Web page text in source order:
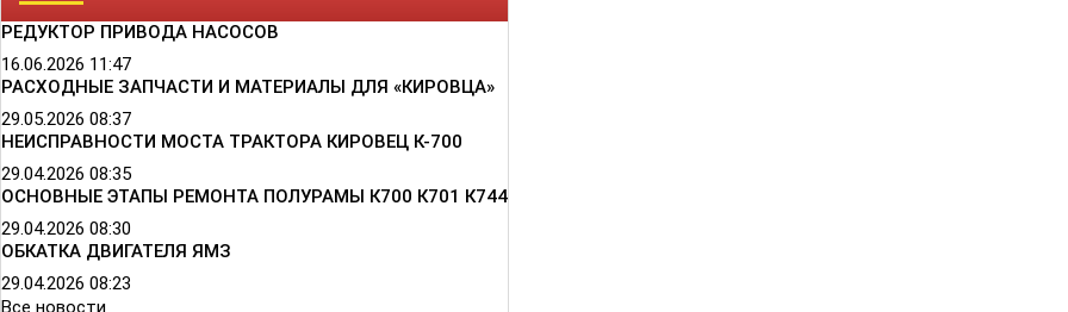
РЕДУКТОР ПРИВОДА НАСОСОВ
16.06.2026 11:47
РАСХОДНЫЕ ЗАПЧАСТИ И МАТЕРИАЛЫ ДЛЯ «КИРОВЦА»
29.05.2026 08:37
НЕИСПРАВНОСТИ МОСТА ТРАКТОРА КИРОВЕЦ К-700
29.04.2026 08:35
ОСНОВНЫЕ ЭТАПЫ РЕМОНТА ПОЛУРАМЫ К700 К701 К744
29.04.2026 08:30
ОБКАТКА ДВИГАТЕЛЯ ЯМЗ
29.04.2026 08:23
Все новости